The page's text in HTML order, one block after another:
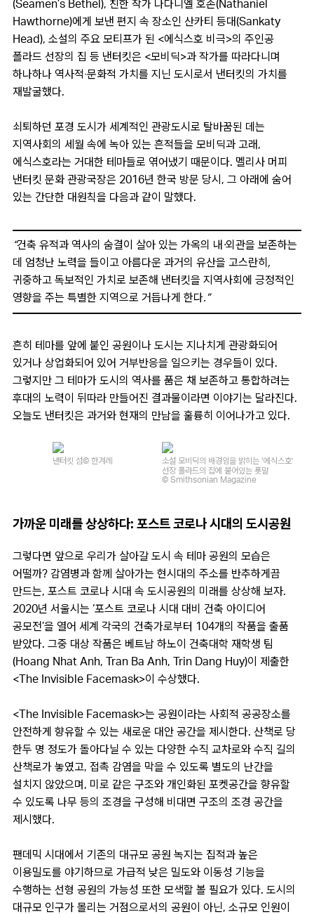
(Seamen’s Bethel), 친한 작가 나다니엘 호손(Nathaniel
Hawthorne)에게 보낸 편지 속 장소인 산카티 등대(Sankaty
Head), 소설의 주요 모티프가 된 <에식스호 비극>의 주인공
폴라드 선장의 집 등 낸터킷은 <모비딕>과 작가를 따라다니며
하나하나 역사적‧문화적 가치를 지닌 도시로서 낸터킷의 가치를
재발굴했다.
쇠퇴하던 포경 도시가 세계적인 관광도시로 탈바꿈된 데는
지역사회의 세월 속에 녹아 있는 흔적들을 모비딕과 고래,
에식스호라는 거대한 테마들로 엮어냈기 때문이다. 멜리사 머피
낸터킷 문화 관광국장은 2016년 한국 방문 당시, 그 아래에 숨어
있는 간단한 대원칙을 다음과 같이 말했다.
“건축 유적과 역사의 숨결이 살아 있는 가옥의 내·외관을 보존하는
데 엄청난 노력을 들이고 아름다운 과거의 유산을 고스란히,
귀중하고 독보적인 가치로 보존해 낸터킷을 지역사회에 긍정적인
영향을 주는 특별한 지역으로 거듭나게 한다.”
흔히 테마를 앞에 붙인 공원이나 도시는 지나치게 관광화되어
있거나 상업화되어 있어 거부반응을 일으키는 경우들이 있다.
그렇지만 그 테마가 도시의 역사를 품은 채 보존하고 통합하려는
후대의 노력이 뒤따라 만들어진 결과물이라면 이야기는 달라진다.
오늘도 낸터킷은 과거와 현재의 만남을 훌륭히 이어나가고 있다.
낸터킷 섬© 한겨레
소설 모비딕의 배경임을 밝히는 ‘에식스호’
선장 폴라드의 집에 붙어있는 푯말
© Smithsonian Magazine
가까운 미래를 상상하다: 포스트 코로나 시대의 도시공원
그렇다면 앞으로 우리가 살아갈 도시 속 테마 공원의 모습은
어떨까? 감염병과 함께 살아가는 현시대의 주소를 반추하게끔
만드는, 포스트 코로나 시대 속 도시공원의 미래를 상상해 보자.
2020년 서울시는 ‘포스트 코로나 시대 대비 건축 아이디어
공모전’을 열어 세계 각국의 건축가로부터 104개의 작품을 출품
받았다. 그중 대상 작품은 베트남 하노이 건축대학 재학생 팀
(Hoang Nhat Anh, Tran Ba Anh, Trin Dang Huy)이 제출한
<The Invisible Facemask>이 수상했다.
<The Invisible Facemask>는 공원이라는 사회적 공공장소를
안전하게 향유할 수 있는 새로운 대안 공간을 제시한다. 산책로 당
한두 명 정도가 돌아다닐 수 있는 다양한 수직 교차로와 수직 길의
산책로가 놓였고, 접촉 감염을 막을 수 있도록 별도의 난간을
설치지 않았으며, 미로 같은 구조와 개인화된 포켓공간을 향유할
수 있도록 나무 등의 조경을 구성해 비대면 구조의 조경 공간을
제시했다.
팬데믹 시대에서 기존의 대규모 공원 녹지는 집적과 높은
이용밀도를 야기하므로 가급적 낮은 밀도와 이동성 기능을
수행하는 선형 공원의 가능성 또한 모색할 볼 필요가 있다. 도시의
대규모 인구가 몰리는 거점으로서의 공원이 아닌, 소규모 인원이